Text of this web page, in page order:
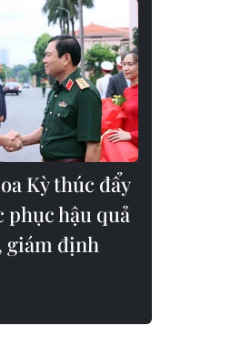
Kỳ thúc đẩy
phục hậu quả
giám định